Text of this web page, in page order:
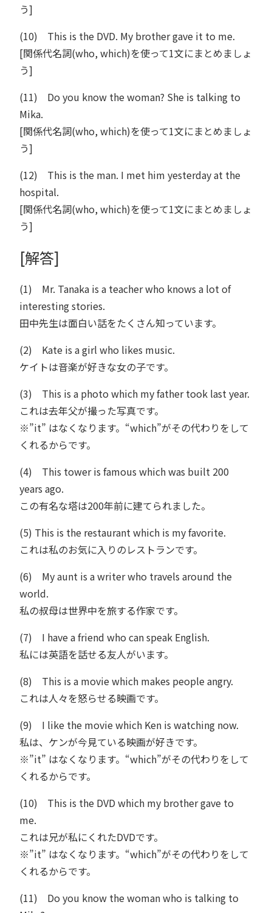
う]
(10) This is the DVD. My brother gave it to me.
[関係代名詞(who, which)を使って1文にまとめましょ
う]
(11) Do you know the woman? She is talking to
Mika.
[関係代名詞(who, which)を使って1文にまとめましょ
う]
(12) This is the man. I met him yesterday at the
hospital.
[関係代名詞(who, which)を使って1文にまとめましょ
う]
[解答]
(1) Mr. Tanaka is a teacher who knows a lot of
interesting stories.
田中先生は面白い話をたくさん知っています。
(2) Kate is a girl who likes music.
ケイトは音楽が好きな女の子です。
(3) This is a photo which my father took last year.
これは去年父が撮った写真です。
※”it” はなくなります。“which”がその代わりをして
くれるからです。
(4) This tower is famous which was built 200
years ago.
この有名な塔は200年前に建てられました。
(5) This is the restaurant which is my favorite.
これは私のお気に入りのレストランです。
(6) My aunt is a writer who travels around the
world.
私の叔母は世界中を旅する作家です。
(7) I have a friend who can speak English.
私には英語を話せる友人がいます。
(8) This is a movie which makes people angry.
これは人々を怒らせる映画です。
(9) I like the movie which Ken is watching now.
私は、ケンが今見ている映画が好きです。
※”it” はなくなります。“which”がその代わりをして
くれるからです。
(10) This is the DVD which my brother gave to
me.
これは兄が私にくれたDVDです。
※”it” はなくなります。“which”がその代わりをして
くれるからです。
(11) Do you know the woman who is talking to